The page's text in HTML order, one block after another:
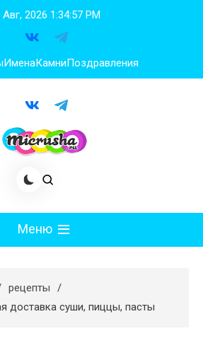
Авг, 2026 1:34:58 PM
ИменаКамниПоздравления
Меню
рецепты
доставка суши, пиццы, пасты